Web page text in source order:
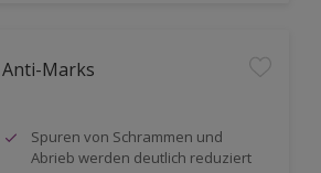
Marks
Spuren von Schrammen und
Abrieb werden deutlich reduziert